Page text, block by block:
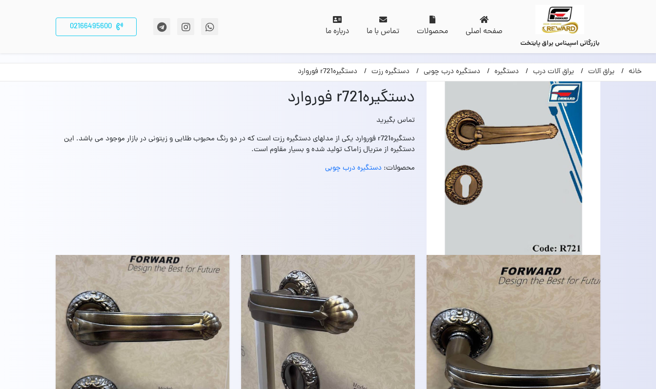
بازرگانی اسپیناس یراق پایتخت
صفحه اصلی محصولات تماس با ما درباره ما 02166495600
خانه یراق آلات یراق آلات درب دستگیره دستگیره درب چوبی دستگیره رزت دستگیرهr721 فوروارد
دستگیرهr721 فوروارد
تماس بگیرید
دستگیرهr721 فوروارد یکی از مدلهای دستگیره رزت است که در دو رنگ محبوب طلایی و زیتونی در بازار موجود می باشد. این
دستگیره از متریال زاماک تولید شده و بسیار مقاوم است.
محصولات: دستگیره درب چوبی